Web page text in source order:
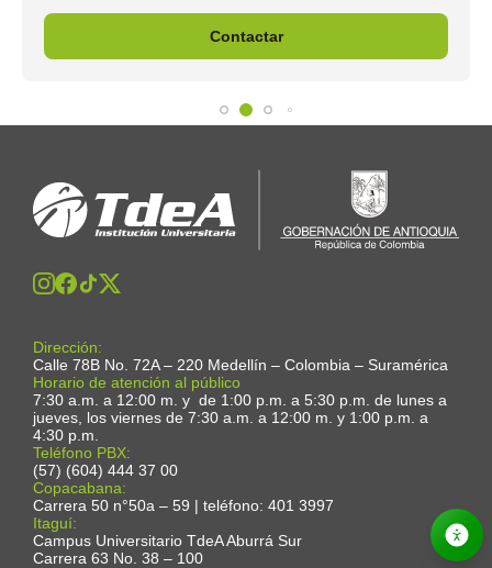
Contactar
Dirección:
Calle 78B No. 72A – 220 Medellín – Colombia – Suramérica
Horario de atención al público
7:30 a.m. a 12:00 m. y de 1:00 p.m. a 5:30 p.m. de lunes a
jueves, los viernes de 7:30 a.m. a 12:00 m. y 1:00 p.m. a
4:30 p.m.
Teléfono PBX:
(57) (604) 444 37 00
Copacabana:
Carrera 50 n°50a – 59 | teléfono: 401 3997
Itaguí:
Campus Universitario TdeA Aburrá Sur
Carrera 63 No. 38 – 100